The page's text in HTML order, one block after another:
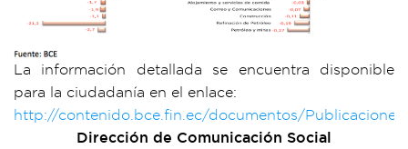
La información detallada se encuentra disponible
para la ciudadanía en el enlace:
http://contenido.bce.fin.ec/documentos/
Dirección de Comunicación Social